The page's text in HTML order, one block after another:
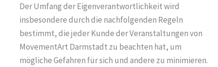
Der Umfang der Eigenverantwortlichkeit wird
insbesondere durch die nachfolgenden Regeln
bestimmt, die jeder Kunde der Veranstaltungen von
MovementArt Darmstadt zu beachten hat, um
mögliche Gefahren für sich und andere zu minimieren.